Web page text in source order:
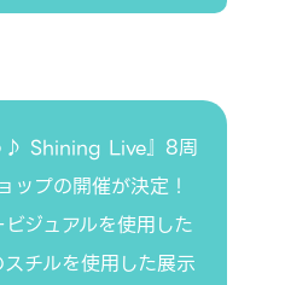
♪ Shining Live』8周
ップの開催が決定！
ジュアルを使用した
チルを使用した展示